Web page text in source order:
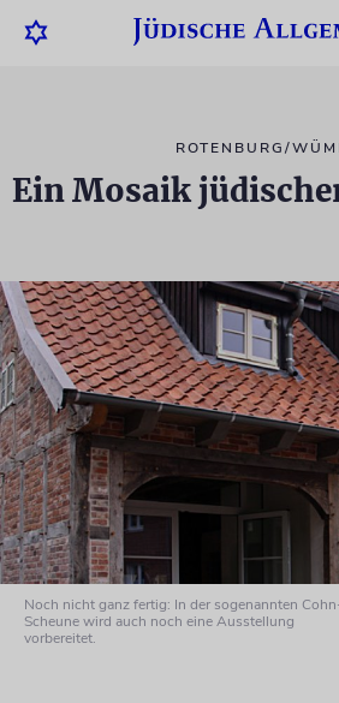
ROTENBURG/
Ein Mosaik
Noch nicht ganz fertig: In der sogenannten
Scheune wird auch noch eine Ausstellung
vorbereitet.